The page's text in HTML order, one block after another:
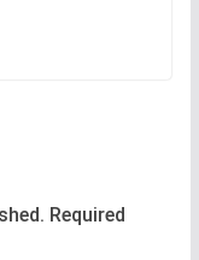
Required